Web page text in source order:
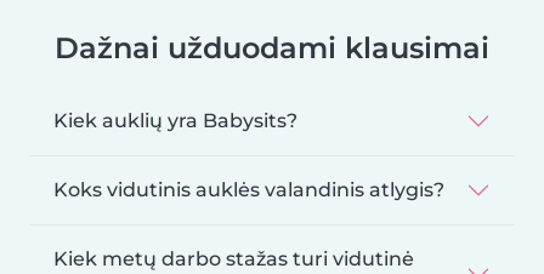
Dažnai užduodami klausimai
Kiek auklių yra Babysits?
Koks vidutinis auklės valandinis atlygis?
Kiek metų darbo stažas turi vidutinė